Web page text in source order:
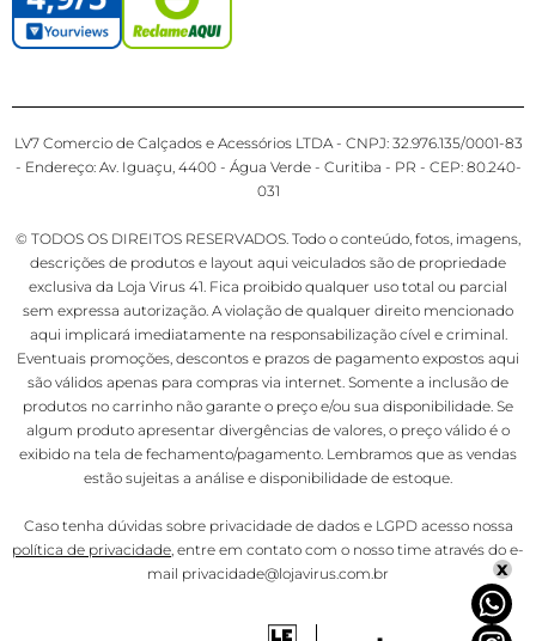
LV7 Comercio de Calçados e Acessórios LTDA - CNPJ: 32.976.135/0001-83
- Endereço: Av. Iguaçu, 4400 - Água Verde - Curitiba - PR - CEP: 80.240-
031
© TODOS OS DIREITOS RESERVADOS. Todo o conteúdo, fotos, imagens,
descrições de produtos e layout aqui veiculados são de propriedade
exclusiva da Loja Virus 41. Fica proibido qualquer uso total ou parcial
sem expressa autorização. A violação de qualquer direito mencionado
aqui implicará imediatamente na responsabilização cível e criminal.
Eventuais promoções, descontos e prazos de pagamento expostos aqui
são válidos apenas para compras via internet. Somente a inclusão de
produtos no carrinho não garante o preço e/ou sua disponibilidade. Se
algum produto apresentar divergências de valores, o preço válido é o
exibido na tela de fechamento/pagamento. Lembramos que as vendas
estão sujeitas a análise e disponibilidade de estoque.
Caso tenha dúvidas sobre privacidade de dados e LGPD acesso nossa
política de privacidade , entre em contato com o nosso time através do e-
mail privacidade@lojavirus.com.br
x